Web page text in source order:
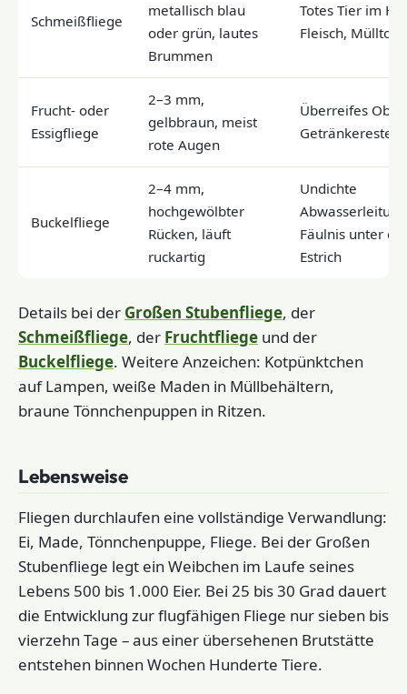
Schmeißfliege
metallisch blau
oder grün, lautes
Brummen
Totes Tier im
Fleisch,
Frucht- oder
Essigfliege
2–3 mm,
gelbbraun, meist
rote Augen
Überreifes Obst,
Getränkereste
Buckelfliege
2–4 mm,
hochgewölbter
Rücken, läuft
ruckartig
Undichte
Fäulnis unter
Estrich
Details bei der Großen Stubenfliege, der
Schmeißfliege, der Fruchtfliege und der
Buckelfliege. Weitere Anzeichen: Kotpünktchen
auf Lampen, weiße Maden in Müllbehältern,
braune Tönnchenpuppen in Ritzen.
Lebensweise
Fliegen durchlaufen eine vollständige Verwandlung:
Ei, Made, Tönnchenpuppe, Fliege. Bei der Großen
Stubenfliege legt ein Weibchen im Laufe seines
Lebens 500 bis 1.000 Eier. Bei 25 bis 30 Grad dauert
die Entwicklung zur flugfähigen Fliege nur sieben bis
vierzehn Tage – aus einer übersehenen Brutstätte
entstehen binnen Wochen Hunderte Tiere.